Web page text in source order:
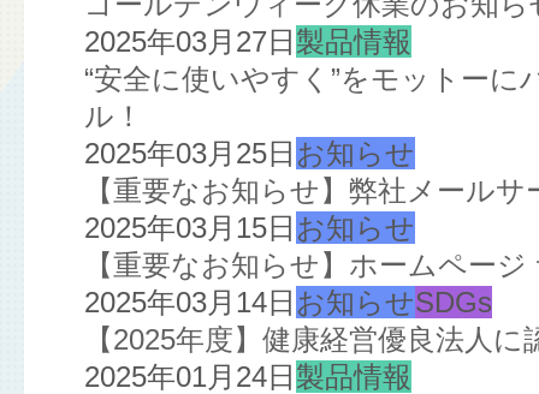
2025年03月27日 製品情報
“安全に使いやすく”をモットー
ル！
2025年03月25日 お知らせ
【重要なお知らせ】弊社メール
2025年03月15日 お知らせ
【重要なお知らせ】ホームペー
2025年03月14日 お知らせSDGs
【2025年度】健康経営優良法人
2025年01月24日 製品情報